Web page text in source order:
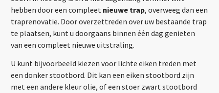
hebben door een compleet nieuwe trap, overweeg dan een
traprenovatie. Door overzettreden over uw bestaande trap
te plaatsen, kunt u doorgaans binnen één dag genieten
van een compleet nieuwe uitstraling.
U kunt bijvoorbeeld kiezen voor lichte eiken treden met
een donker stootbord. Dit kan een eiken stootbord zijn
met een andere kleur olie, of een stoer zwart stootbord